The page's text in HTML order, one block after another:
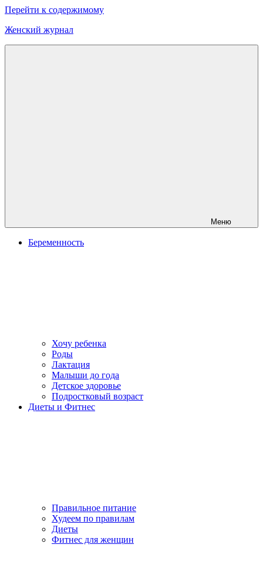
Перейти к содержимому
Женский журнал
Меню
Беременность
Хочу ребенка
Роды
Лактация
Малыши до года
Детское здоровье
Подростковый возраст
Диеты и Фитнес
Правильное питание
Худеем по правилам
Диеты
Фитнес для женщин